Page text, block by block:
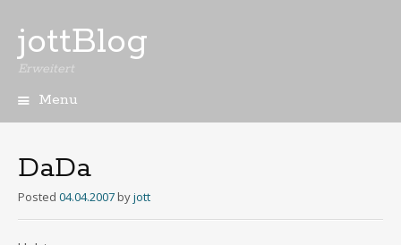
jottBlog
Erweitert
Menu
DaDa
Posted 04.04.2007 byjott